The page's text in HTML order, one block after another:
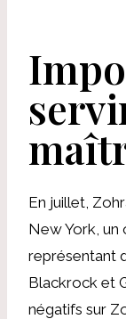
En juillet,
New York, un
représentant
Blackrock et
négatifs sur